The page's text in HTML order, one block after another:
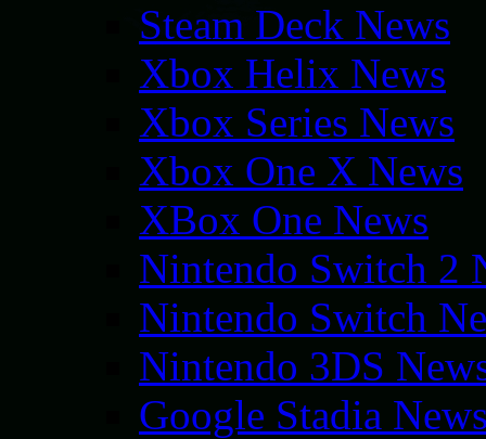
Steam Deck News
Xbox Helix News
Xbox Series News
Xbox One X News
XBox One News
Nintendo Switch 2
Nintendo Switch
Nintendo 3DS
Google Stadia